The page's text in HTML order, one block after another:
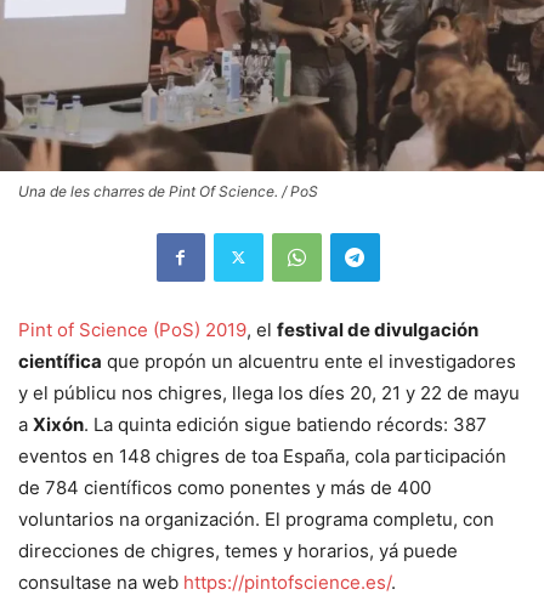
Una de les charres de Pint Of Science. / PoS
Pint of Science (PoS) 2019, el festival de divulgación
científica que propón un alcuentru ente el investigadores
y el públicu nos chigres, llega los díes 20, 21 y 22 de mayu
a Xixón. La quinta edición sigue batiendo récords: 387
eventos en 148 chigres de toa España, cola participación
de 784 científicos como ponentes y más de 400
voluntarios na organización. El programa completu, con
direcciones de chigres, temes y horarios, yá puede
consultase na web https://pintofscience.es/.